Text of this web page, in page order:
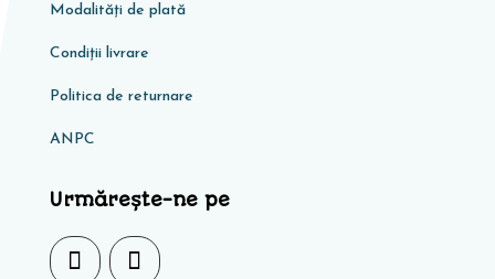
Modalități de plată
Condiţii livrare
Politica de returnare
ANPC
Urmărește-ne pe